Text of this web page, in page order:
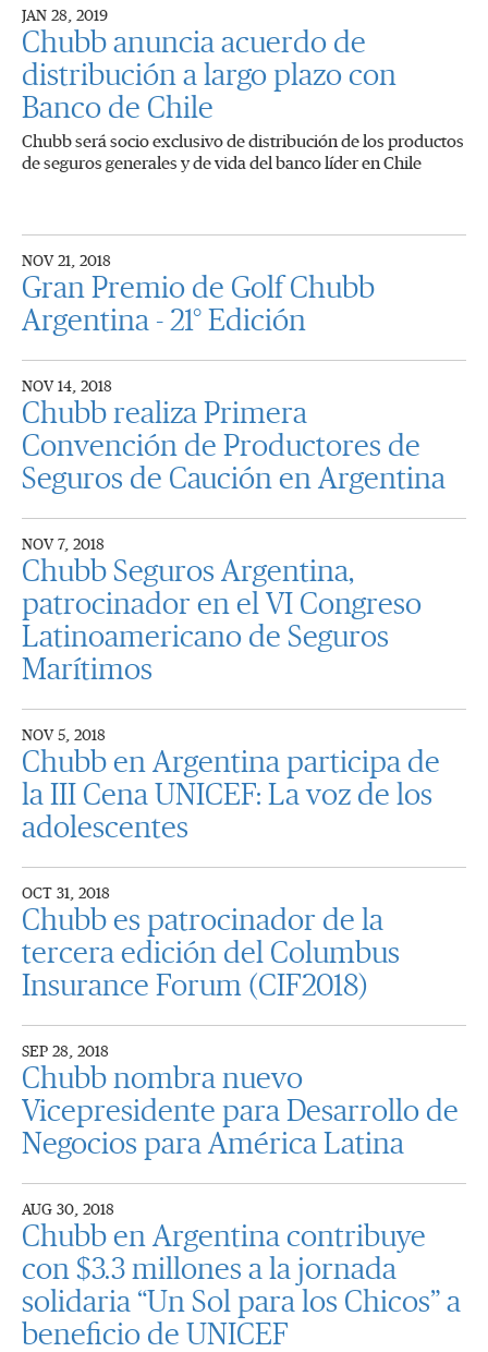
JAN 28, 2019
Chubb anuncia acuerdo de
distribución a largo plazo con
Banco de Chile
Chubb será socio exclusivo de distribución de los productos
de seguros generales y de vida del banco líder en Chile
NOV 21, 2018
Gran Premio de Golf Chubb
Argentina - 21° Edición
NOV 14, 2018
Chubb realiza Primera
Convención de Productores de
Seguros de Caución en Argentina
NOV 7, 2018
Chubb Seguros Argentina,
patrocinador en el VI Congreso
Latinoamericano de Seguros
Marítimos
NOV 5, 2018
Chubb en Argentina participa de
la III Cena UNICEF: La voz de los
adolescentes
OCT 31, 2018
Chubb es patrocinador de la
tercera edición del Columbus
Insurance Forum (CIF2018)
SEP 28, 2018
Chubb nombra nuevo
Vicepresidente para Desarrollo de
Negocios para América Latina
AUG 30, 2018
Chubb en Argentina contribuye
con $3.3 millones a la jornada
solidaria “Un Sol para los Chicos” a
beneficio de UNICEF